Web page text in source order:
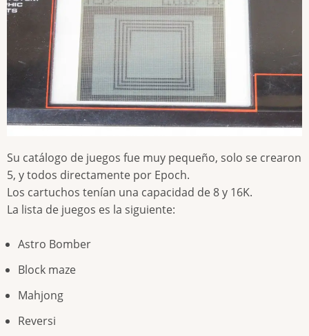
Su catálogo de juegos fue muy pequeño, solo se crearon
5, y todos directamente por Epoch.
Los cartuchos tenían una capacidad de 8 y 16K.
La lista de juegos es la siguiente:
Astro Bomber
Block maze
Mahjong
Reversi